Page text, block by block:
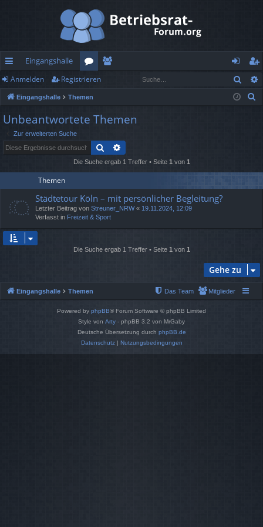
ch
ne
llz
Eingangshalle
or
en
de
r
n
m
eg
ist
Anmelden Registrieren
Eingangshalle Themen
Unbeantwortete Themen
Zur erweiterten Suche
Suche
Die Suche ergab 1 Treffer • Seite 1 von 1
Themen
Städtetour Köln – mit persönlicher Begleitung?
Letzter Beitrag von Streuner_NRW« 19.11.2024, 12:09
Verfasst in Freizeit & Sport
Die Suche ergab 1 Treffer • Seite 1 von 1
Gehe zu
Eingangshalle Themen Mitglieder
Das Team
Powered by phpBB® Forum Software © phpBB Limited
Style von Arty - phpBB 3.2 von MrGaby
Deutsche Übersetzung durch phpBB.de
Datenschutz| Nutzungsbedingungen